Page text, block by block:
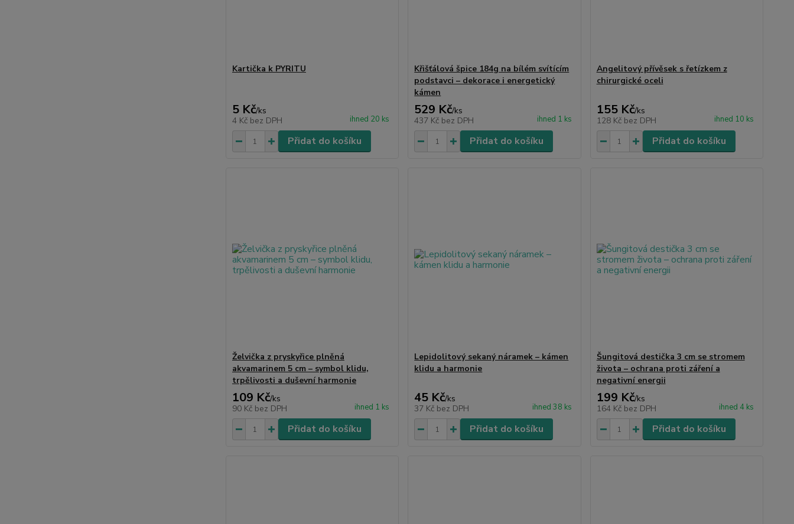
Kartička k PYRITU
5 Kč/ks
4 Kč bez DPH ihned 20 ks
Přidat do košíku
Křišťálová špice 184g na bílém svítícím
podstavci – dekorace i energetický
kámen
529 Kč/ks
437 Kč bez DPH ihned 1 ks
Přidat do košíku
Angelitový přívěsek s řetízkem z
chirurgické oceli
155 Kč/ks
128 Kč bez DPH ihned 10 ks
Přidat do košíku
Želvička z pryskyřice plněná
akvamarinem 5 cm – symbol klidu,
trpělivosti a duševní harmonie
109 Kč/ks
90 Kč bez DPH ihned 1 ks
Přidat do košíku
Lepidolitový sekaný náramek – kámen
klidu a harmonie
45 Kč/ks
37 Kč bez DPH ihned 38 ks
Přidat do košíku
Šungitová destička 3 cm se stromem
života – ochrana proti záření a
negativní energii
199 Kč/ks
164 Kč bez DPH ihned 4 ks
Přidat do košíku